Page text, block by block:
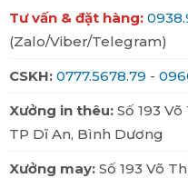
6.Đồng phục đầu
Áo đầu bếp
Tư vấn & đặt hàng:
(Zalo/Viber/Telegram)
CSKH: 0777.5678.79 -
Xưởng in thêu: Số 193
TP Dĩ An, Bình Dương
Xưởng may: Số 193 Võ